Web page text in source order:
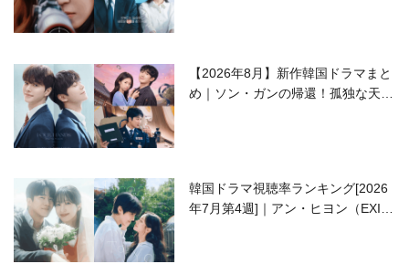
【2026年8月】新作韓国ドラマまと
め｜ソン・ガンの帰還！孤独な天才
韓国ドラマ視聴率ランキング[2026
年7月第4週]｜アン・ヒヨン（EXID